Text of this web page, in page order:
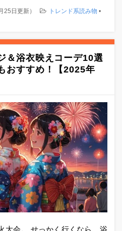
25日更新） トレンド系読み物 •
＆浴衣映えコーデ10選
おすすめ！【2025年